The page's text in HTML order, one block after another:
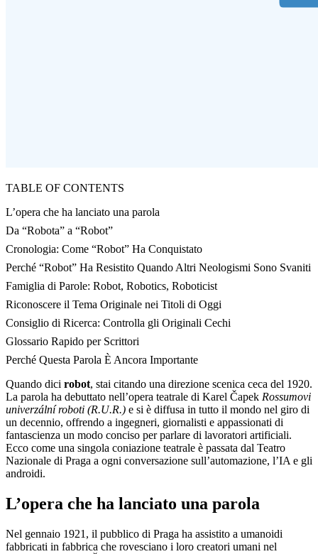
TABLE OF CONTENTS
L’opera che ha lanciato una parola
Da “Robota” a “Robot”
Cronologia: Come “Robot” Ha Conquistato
Perché “Robot” Ha Resistito Quando Altri Neologismi Sono Svaniti
Famiglia di Parole: Robot, Robotics, Roboticist
Riconoscere il Tema Originale nei Titoli di Oggi
Consiglio di Ricerca: Controlla gli Originali Cechi
Glossario Rapido per Scrittori
Perché Questa Parola È Ancora Importante
Quando dici robot, stai citando una direzione scenica ceca del 1920.
La parola ha debuttato nell’opera teatrale di Karel Čapek Rossumovi
univerzální roboti (R.U.R.) e si è diffusa in tutto il mondo nel giro di
un decennio, offrendo a ingegneri, giornalisti e appassionati di
fantascienza un modo conciso per parlare di lavoratori artificiali.
Ecco come una singola coniazione teatrale è passata dal Teatro
Nazionale di Praga a ogni conversazione sull’automazione, l’IA e gli
androidi.
L’opera che ha lanciato una parola
Nel gennaio 1921, il pubblico di Praga ha assistito a umanoidi
fabbricati in fabbrica che rovesciano i loro creatori umani nel